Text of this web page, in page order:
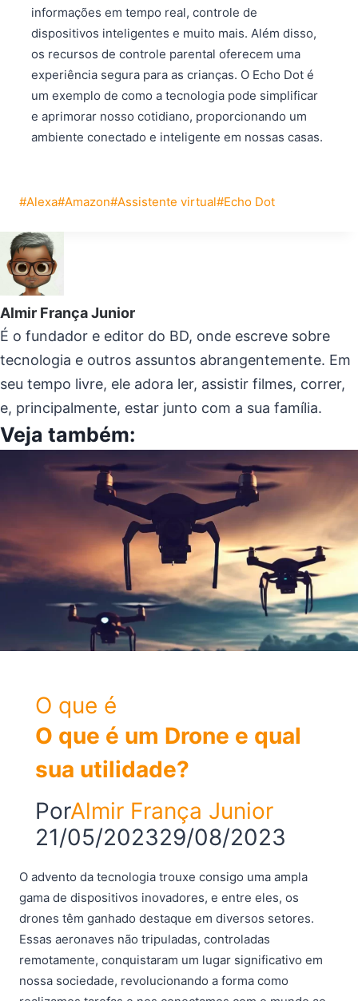
informações em tempo real, controle de
dispositivos inteligentes e muito mais. Além disso,
os recursos de controle parental oferecem uma
experiência segura para as crianças. O Echo Dot é
um exemplo de como a tecnologia pode simplificar
e aprimorar nosso cotidiano, proporcionando um
ambiente conectado e inteligente em nossas casas.
Tags
Post:
#Alexa#Amazon#Assistente virtual#Echo Dot
Almir França Junior
É o fundador e editor do BD, onde escreve sobre
tecnologia e outros assuntos abrangentemente. Em
seu tempo livre, ele adora ler, assistir filmes, correr,
e, principalmente, estar junto com a sua família.
Veja também:
O que é
O que é um Drone e qual
sua utilidade?
PorAlmir França Junior
21/05/202329/08/2023
O advento da tecnologia trouxe consigo uma ampla
gama de dispositivos inovadores, e entre eles, os
drones têm ganhado destaque em diversos setores.
Essas aeronaves não tripuladas, controladas
remotamente, conquistaram um lugar significativo em
nossa sociedade, revolucionando a forma como